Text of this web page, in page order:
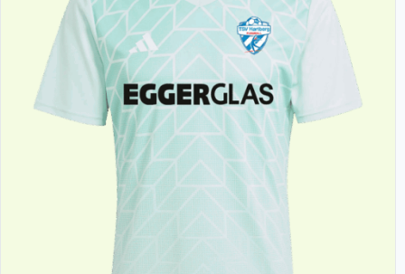
Optionen
können
Produktseite